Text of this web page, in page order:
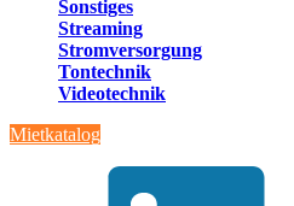
Sonstiges
Streaming
Stromversorgung
Tontechnik
Videotechnik
Mietkatalog